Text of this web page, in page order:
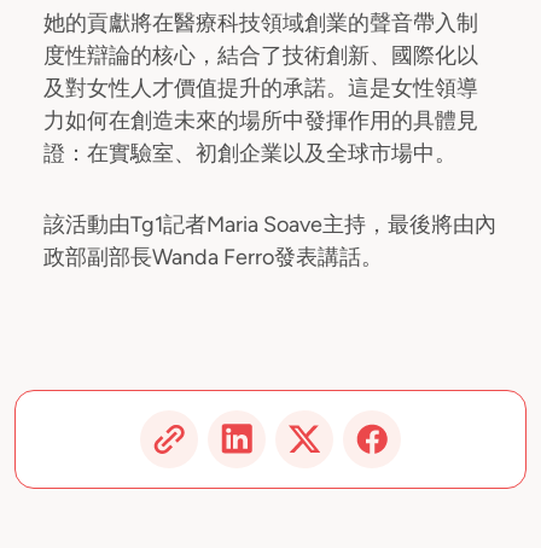
她的貢獻將在醫療科技領域創業的聲音帶入制
度性辯論的核心，結合了技術創新、國際化以
及對女性人才價值提升的承諾。這是女性領導
力如何在創造未來的場所中發揮作用的具體見
證：在實驗室、初創企業以及全球市場中。
該活動由Tg1記者Maria Soave主持，最後將由內
政部副部長Wanda Ferro發表講話。